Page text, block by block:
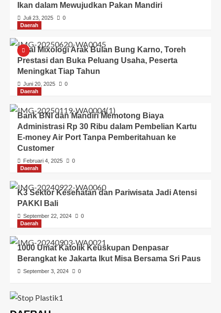
Ikan dalam Mewujudkan Pakan Mandiri
Juli 23, 2025
0
Daerah
Final Mixologi Arak Bulan Bung Karno, Toreh
Prestasi dan Buka Peluang Usaha, Peserta
Meningkat Tiap Tahun
Juni 20, 2025
0
Daerah
Bank BNI dan Mandiri Memotong Biaya
Administrasi Rp 30 Ribu dalam Pembelian Kartu
E-money Air Port Tanpa Pemberitahuan ke
Customer
Februari 4, 2025
0
Daerah
K3 Sektor Kesehatan dan Pariwisata Jadi Atensi
PAKKI Bali
September 22, 2024
0
Daerah
1000 Umat Katolik Keuskupan Denpasar
Berangkat ke Jakarta Ikut Misa Bersama Sri Paus
September 3, 2024 0